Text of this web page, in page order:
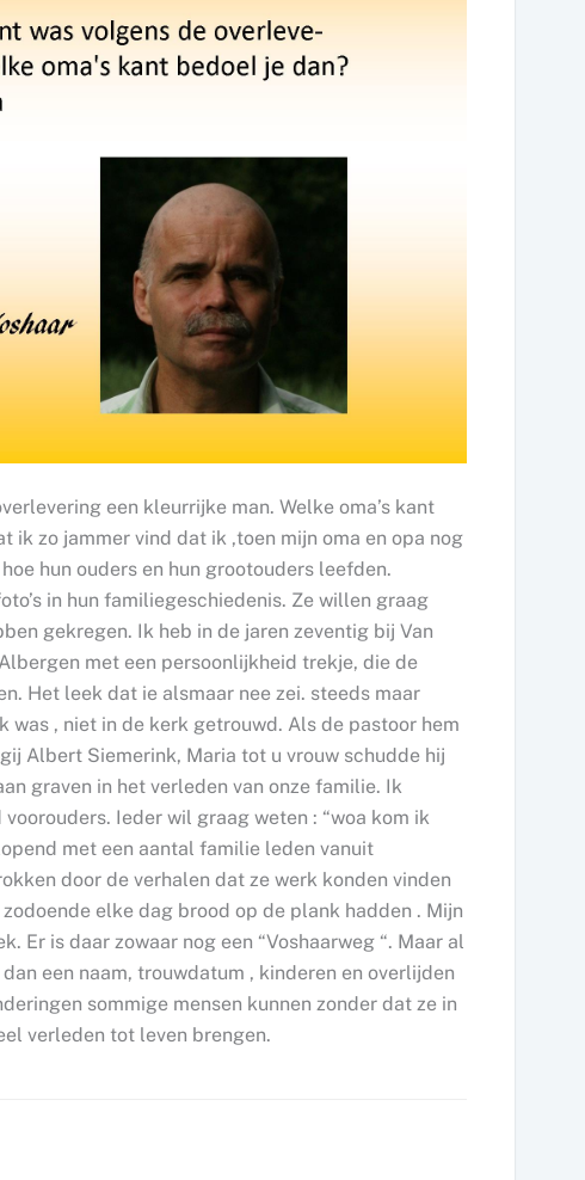
een kleurrijke man. Welke oma’s kant
ik zo jammer vind dat ik ,toen mijn oma en opa nog
hun ouders en hun grootouders leefden.
in hun familiegeschiedenis. Ze willen graag
gekregen. Ik heb in de jaren zeventig bij Van
met een persoonlijkheid trekje, die de
Het leek dat ie alsmaar nee zei. steeds maar
was , niet in de kerk getrouwd. Als de pastoor hem
Albert Siemerink, Maria tot u vrouw schudde hij
graven in het verleden van onze familie. Ik
Ieder wil graag weten : “woa kom ik
met een aantal familie leden vanuit
door de verhalen dat ze werk konden vinden
elke dag brood op de plank hadden . Mijn
Er is daar zowaar nog een “Voshaarweg “. Maar al
een naam, trouwdatum , kinderen en overlijden
sommige mensen kunnen zonder dat ze in
verleden tot leven brengen.